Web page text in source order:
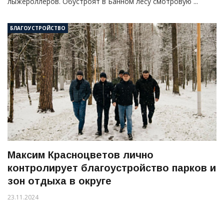
БЛАГОУСТРОЙСТВО
Максим Красноцветов лично
контролирует благоустройство парков и
зон отдыха в округе
23.11.2024